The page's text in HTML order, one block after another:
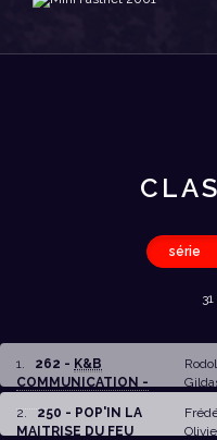
série
1 262 - K&B
COMMUNICATION -
2.250 - POP'IN LA
MAITRISE DU FEU